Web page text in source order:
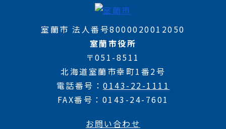
室蘭市 法人番号8000020012050
室蘭市役所
〒051-8511
北海道室蘭市幸町1番2号
電話番号
0143-22-1111
FAX番号
0143-24-7601
お問い合わせ